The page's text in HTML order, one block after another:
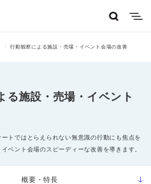
行動観察による施設・売場・イベント会場の改善
る施設・売場・イベント
トではとらえられない無意識の行動にも焦点を
ベント会場のスピーディーな改善を導きます。
概要・特長